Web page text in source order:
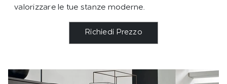
valorizzare le tue stanze moderne.
Richiedi Prezzo